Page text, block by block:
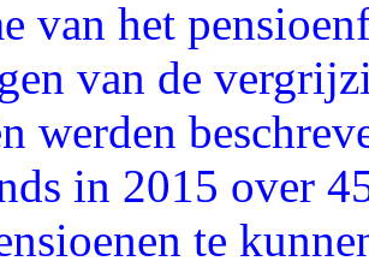
van het
van de
werden
in 2015 over
te